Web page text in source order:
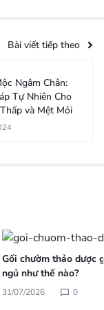
Bài viết tiếp theo
Ngâm Chân:
Tự Nhiên Cho
và Mệt Mỏi
Gối chườm thảo dược
ngủ như thế nào?
31/07/2026 0